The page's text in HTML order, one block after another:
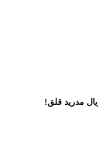
مدريد قلق!